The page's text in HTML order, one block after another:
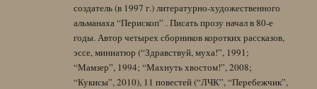
создатель (в 1997 г.) литературно-художественного
альманаха “Перископ” . Писать прозу начал в 80-е
годы. Автор четырех сборников коротких рассказов,
эссе, миниатюр (“Здравствуй, муха!”, 1991;
“Мамзер”, 1994; “Махнуть хвостом!”, 2008;
“Кукисы”, 2010), 11 повестей (“ЛЧК”, “Перебежчик”,